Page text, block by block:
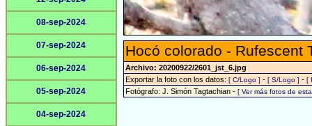
08-sep-2024
07-sep-2024
06-sep-2024
05-sep-2024
04-sep-2024
Hocó colorado - Rufescent
Archivo: 20200922/2601_jst_6.jpg
Exportar la foto con los datos: [ C/Logo ] - [ S/Logo ] - [
Fotógrafo: J. Simón Tagtachian - [ Ver más fotos de